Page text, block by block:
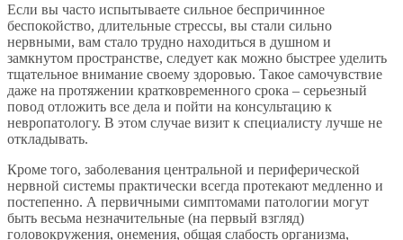
Если вы часто испытываете сильное беспричинное
беспокойство, длительные стрессы, вы стали сильно
нервными, вам стало трудно находиться в душном и
замкнутом пространстве, следует как можно быстрее уделить
тщательное внимание своему здоровью. Такое самочувствие
даже на протяжении кратковременного срока – серьезный
повод отложить все дела и пойти на консультацию к
невропатологу. В этом случае визит к специалисту лучше не
откладывать.
Кроме того, заболевания центральной и периферической
нервной системы практически всегда протекают медленно и
постепенно. А первичными симптомами патологии могут
быть весьма незначительные (на первый взгляд)
головокружения, онемения, общая слабость организма,